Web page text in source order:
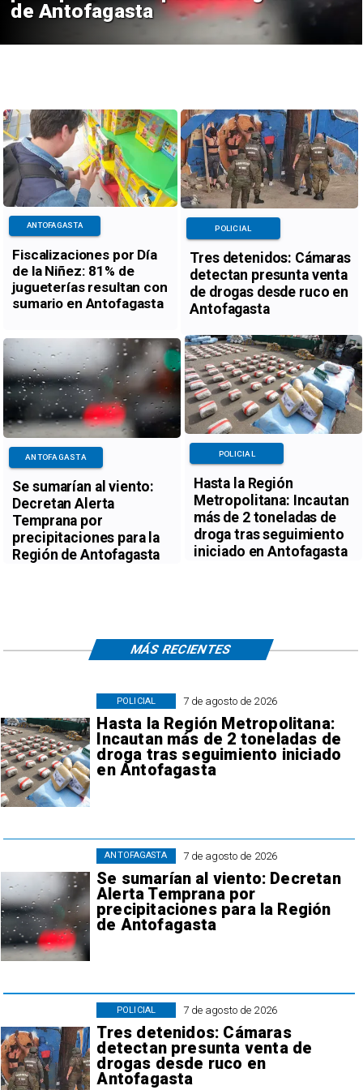
de Antofagasta
Fiscalizaciones por Día
de la Niñez: 81% de
jugueterías resultan con
sumario en Antofagasta
ANTOFAGASTA
Tres detenidos: Cámaras
detectan presunta venta
de drogas desde ruco en
Antofagasta
POLICIAL
Se sumarían al viento:
Decretan Alerta
Temprana por
precipitaciones para la
Región de Antofagasta
ANTOFAGASTA
Hasta la Región
Metropolitana: Incautan
más de 2 toneladas de
droga tras seguimiento
iniciado en Antofagasta
POLICIAL
7 de agosto de 2026
Hasta la Región Metropolitana:
Incautan más de 2 toneladas de
droga tras seguimiento iniciado
en Antofagasta
POLICIAL
7 de agosto de 2026
Se sumarían al viento: Decretan
Alerta Temprana por
precipitaciones para la Región
de Antofagasta
ANTOFAGASTA
7 de agosto de 2026
Tres detenidos: Cámaras
detectan presunta venta de
drogas desde ruco en
Antofagasta
POLICIAL
MÁS RECIENTES